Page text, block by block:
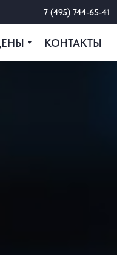
7 (495) 744-65-41
КОНТАКТЫ